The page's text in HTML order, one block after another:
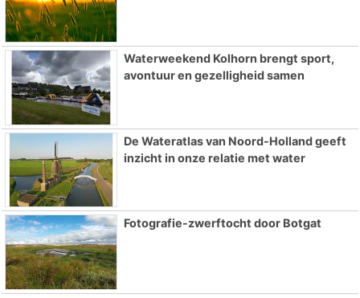
Waterweekend Kolhorn brengt sport,
avontuur en gezelligheid samen
De Wateratlas van Noord-Holland geeft
inzicht in onze relatie met water
Fotografie-zwerftocht door Botgat